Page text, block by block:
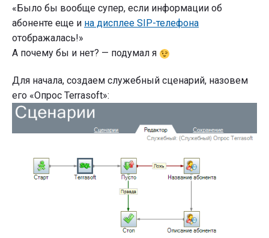
«Было бы вообще супер, если информации об
абоненте еще и на дисплее SIP-телефона
отображалась!»
А почему бы и нет? — подумал я
Для начала, создаем служебный сценарий, назовем
его «Опрос Terrasoft»: